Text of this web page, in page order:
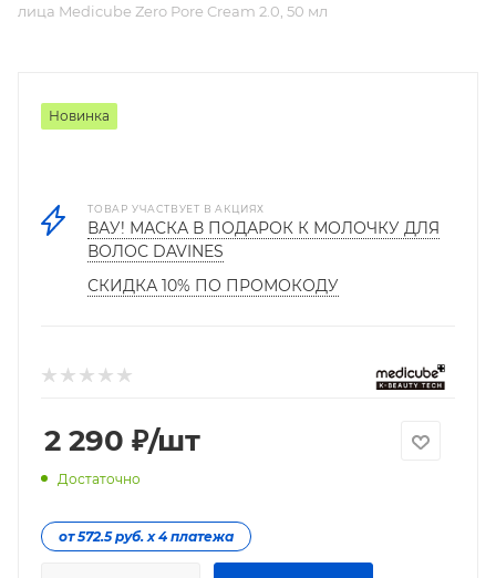
лица Medicube Zero Pore Cream 2.0, 50 мл
Новинка
ТОВАР УЧАСТВУЕТ В АКЦИЯХ
ВАУ! МАСКА В ПОДАРОК К МОЛОЧКУ ДЛЯ
ВОЛОС DAVINES
СКИДКА 10% ПО ПРОМОКОДУ
2 290 ₽/шт
Достаточно
от 572.5 руб. х 4 платежа